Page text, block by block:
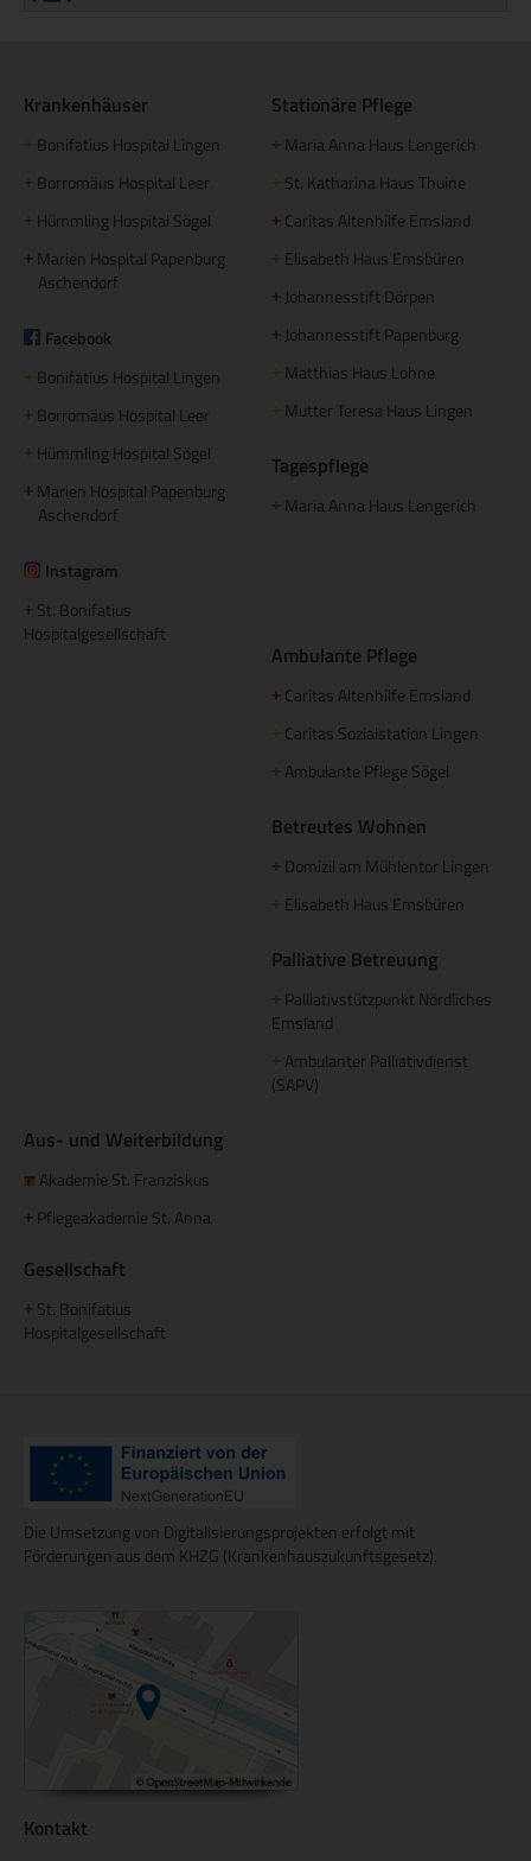
Krankenhäuser
+ Bonifatius Hospital Lingen
+ Borromäus Hospital Leer
+ Hümmling Hospital Sögel
+ Marien Hospital Papenburg
Aschendorf
Facebook
+ Bonifatius Hospital Lingen
+ Borromäus Hospital Leer
+ Hümmling Hospital Sögel
+ Marien Hospital Papenburg
Aschendorf
Instagram
St. Bonifatius
Hospitalgesellschaft
Stationäre Pflege
+ Maria Anna Haus Lengerich
+ St. Katharina Haus Thuine
+ Caritas Altenhilfe Emsland
Elisabeth Haus Emsbüren
+ Johannesstift Dörpen
+ Johannesstift Papenburg
+ Matthias Haus Lohne
+ Mutter Teresa Haus Lingen
Tagespflege
+ Maria Anna Haus Lengerich
Ambulante Pflege
+ Caritas Altenhilfe Emsland
+ Caritas Sozialstation Lingen
+ Ambulante Pflege Sögel
Betreutes Wohnen
Domizil am Mühlentor Lingen
Elisabeth Haus Emsbüren
Palliative Betreuung
+ Palliativstützpunkt Nördliches
Emsland
+ Ambulanter Palliativdienst
(SAPV)
Aus- und Weiterbildung
Akademie St. Franziskus
+ Pflegeakademie St. Anna
Gesellschaft
St. Bonifatius
Hospitalgesellschaft
Die Umsetzung von Digitalisierungsprojekten erfolgt mit
Förderungen aus dem KHZG (Krankenhauszukunftsgesetz).
Kontakt